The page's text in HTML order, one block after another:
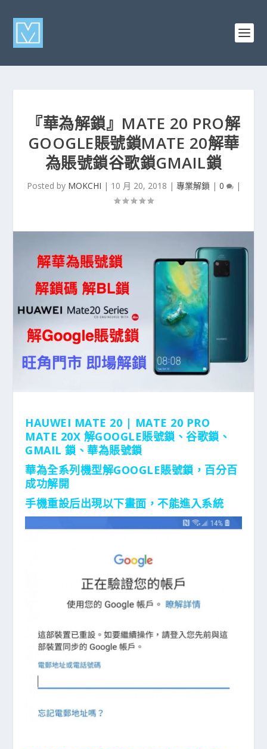
『華為解鎖』MATE 20 PRO解
GOOGLE賬號鎖MATE 20解華
為賬號鎖谷歌鎖GMAIL鎖
Posted by MOKCHI | 10 月 20, 2018 | 專業解鎖 | 0 |
HAUWEI MATE 20 | MATE 20 PRO
MATE 20X 解GOOGLE賬號鎖、谷歌鎖、
GMAIL 鎖、華為賬號鎖
華為全系列機型解GOOGLE賬號鎖，百分百
成功解開
手機重設后出現以下畫面，不能進入系統